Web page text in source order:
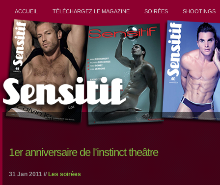
ACCUEIL TÉLÉCHARGEZ LE MAGAZINE SOIRÉES SHOOTINGS
1er anniversaire de l’instinct theâtre
31 Jan 2011 // Les soirées